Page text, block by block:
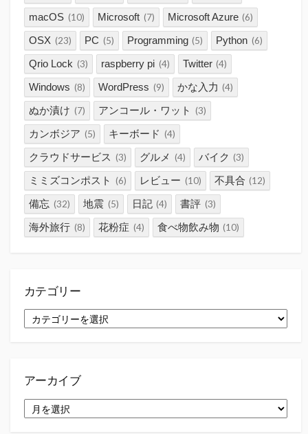
macOS (10) Microsoft (7) Microsoft Azure (6)
OSX (23) PC (5) Programming (5) Python (6)
Qrio Lock (3) raspberry pi (4) Twitter (4)
Windows (8) WordPress (9) かな入力 (4)
ぬか漬け (7) アンコール・ワット (3)
カンボジア (5) キーボード (4)
クラウドサービス (3) グルメ (4) バイク (3)
ミミズコンポスト (6) レビュー (10) 不具合 (12)
備忘 (32) 地震 (5) 日記 (4) 書評 (3)
海外旅行 (8) 花粉症 (4) 食べ物飲み物 (10)
カテゴリー
テ
アーカイブ
ー